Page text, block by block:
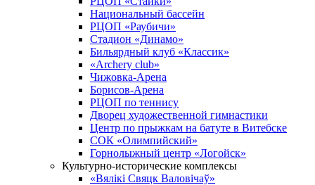
Национальный бассейн
РЦОП «Раубичи»
Стадион «Динамо»
Бильярдный клуб «Классик»
«Archery club»
Чижовка-Арена
Борисов-Арена
РЦОП по теннису
Дворец художественной гимнастики
Центр по прыжкам на батуте в Витебске
СОК «Олимпийский»
Горнолыжный центр «Логойск»
Культурно-исторические комплексы
«Вялікі Свяцк Валовічаў»